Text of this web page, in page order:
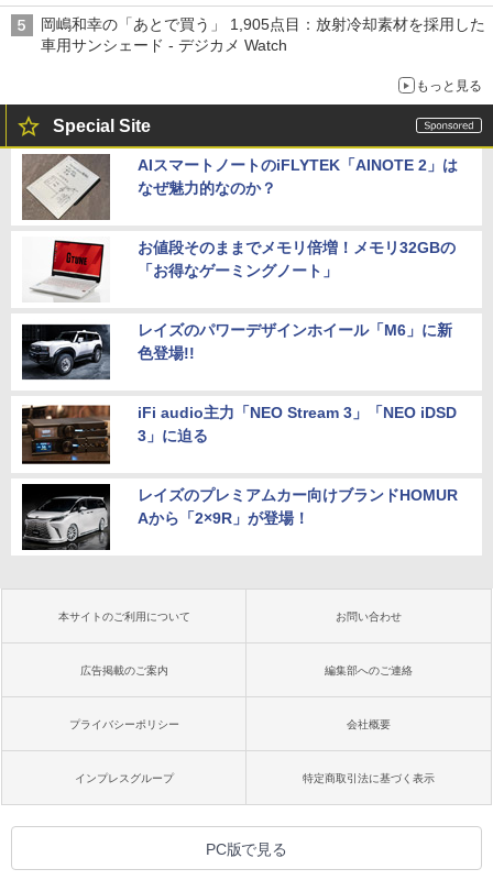
岡嶋和幸の「あとで買う」 1,905点目：放射冷却素材を採用した
車用サンシェード - デジカメ Watch
もっと見る
Special Site
AIスマートノートのiFLYTEK「AINOTE 2」は
なぜ魅力的なのか？
お値段そのままでメモリ倍増！メモリ32GBの
「お得なゲーミングノート」
レイズのパワーデザインホイール「M6」に新
色登場!!
iFi audio主力「NEO Stream 3」「NEO iDSD
3」に迫る
レイズのプレミアムカー向けブランドHOMUR
Aから「2×9R」が登場！
本サイトのご利用について お問い合わせ
広告掲載のご案内 編集部へのご連絡
プライバシーポリシー 会社概要
インプレスグループ 特定商取引法に基づく表示
PC版で見る